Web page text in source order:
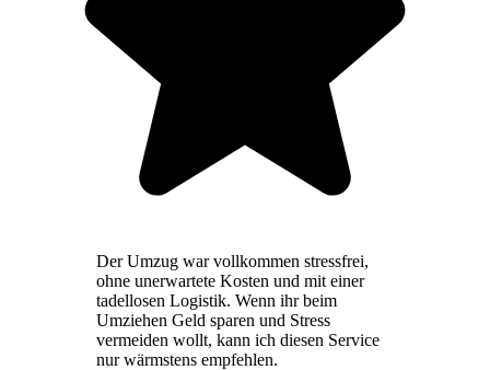
Der Umzug war vollkommen stressfrei,
ohne unerwartete Kosten und mit einer
tadellosen Logistik. Wenn ihr beim
Umziehen Geld sparen und Stress
vermeiden wollt, kann ich diesen Service
nur wärmstens empfehlen.